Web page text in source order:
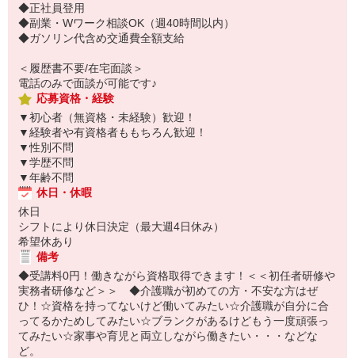
◆正社員登用
◆副業・Wワーク相談OK（週40時間以内）
◆ガソリン代含め交通費全額支給
＜履歴書不要/在宅面談＞
電話のみで面談が可能です♪
応募資格・経験
▼初心者（無資格・未経験）歓迎！
▼経験者や有資格者ももちろん歓迎！
▼性別不問
▼学歴不問
▼年齢不問
休日・休暇
休日
シフトにより休日決定（最大週4日休み）
希望休あり
備考
◆受講料0円！働きながら資格取得できます！＜＜初任者研修や
実務者研修など＞＞ ◆介護職が初めての方・不安な方はぜ
ひ！☆資格を持ってないけど働いてみたい☆介護職が自分に合
ってるかためしてみたい☆ブランクがあるけどもう一度頑張っ
てみたい☆家事や育児と両立しながら働きたい・・・などな
ど。